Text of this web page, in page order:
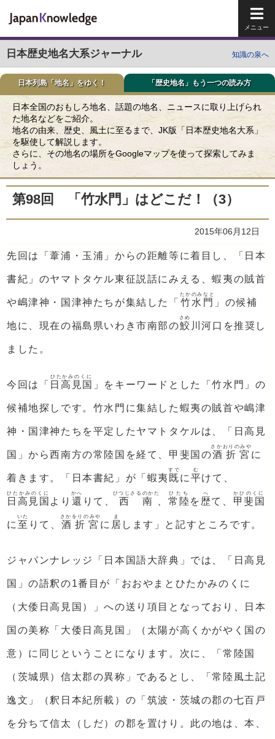
日本歴史地名大系ジャーナル 知識の泉へ
日本列島「地名」をゆく！ 「歴史地名」もう一つの読み方
日本全国のおもしろ地名、話題の地名、ニュースに取り上げられ
た地名などをご紹介。
地名の由来、歴史、風土に至るまで、JK版「日本歴史地名大系」
を駆使して解説します。
さらに、その地名の場所をGoogleマップを使って探索してみま
しょう。
第98回 「竹水門」はどこだ！（3）
2015年06月12日
先回は「葦浦・玉浦」からの距離等に着目し、「日本
書紀」のヤマトタケル東征説話にみえる、蝦夷の賊首
や嶋津神・国津神たちが集結した「 竹水門
たかのみなと
」の候補
地に、現在の福島県いわき市南部の鮫
さめ
川河口を推奨し
ました。
今回は「 日高見国
ひたかみのくに
」をキーワードとした「竹水門」の
候補地探しです。竹水門に集結した蝦夷の賊首や嶋津
神・国津神たちを平定したヤマトタケルは、「日高見
国」から西南方の常陸国を経て、甲斐国の酒折宮
さかおりのみや
に
着きます。「日本書紀」が「蝦夷 既
すで
に 平
む
けて、
日高見国
ひたかみのくに
より 還
かへ
りて、 西南
ひつじさるのかた
常陸
ひたち
を 歴
へ
て、 甲斐国
かひのくに
に 至
いた
りて、 酒折宮
さかをりのみや
に 居
ま
します」と記すところです。
ジャパンナレッジ「日本国語大辞典」では、「日高見
国」の語釈の1番目が「おおやまとひたかみのくに
（大倭日高見国）」への送り項目となっており、日本
国の美称「大倭日高見国」（太陽が高くかがやく国の
意）に同じということになります。次に、「常陸国
（茨城県）信太郡の異称」であるとし、「常陸風土記
逸文」（釈日本紀所載）の「筑波・茨城の郡の七百戸
を分ちて信太（しだ）の郡を置けり。此の地は、本、